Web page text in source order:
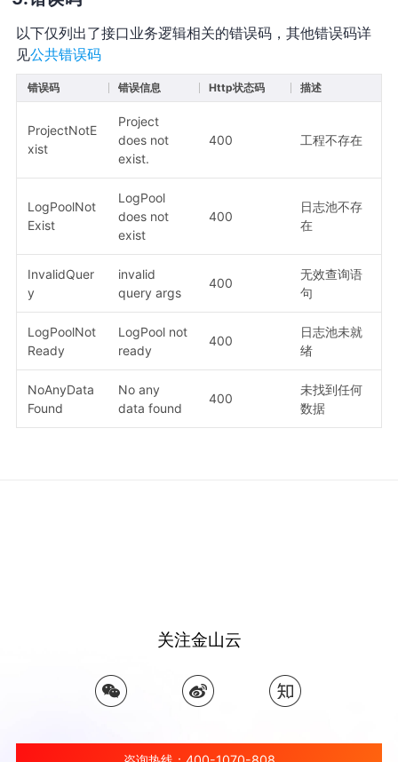
以下仅列出了接口业务逻辑相关的错误码，其他错误码详
见公共错误码
错误码 错误信息 Http状态码 描述
ProjectNotE
xist
Project
does not
exist.
400 工程不存在
LogPoolNot
Exist
LogPool
does not
exist
400
日志池不存
在
InvalidQuer
y
invalid
query args
400
无效查询语
句
LogPoolNot
Ready
LogPool not
ready
400
日志池未就
绪
NoAnyData
Found
No any
data found
400
未找到任何
数据
关注金山云